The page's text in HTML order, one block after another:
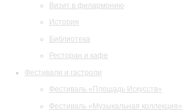
Визит в филармонию
История
Библиотека
Ресторан и кафе
Фестивали и гастроли
Фестиваль «Площадь Искусств»
Фестиваль «Музыкальная коллекция»